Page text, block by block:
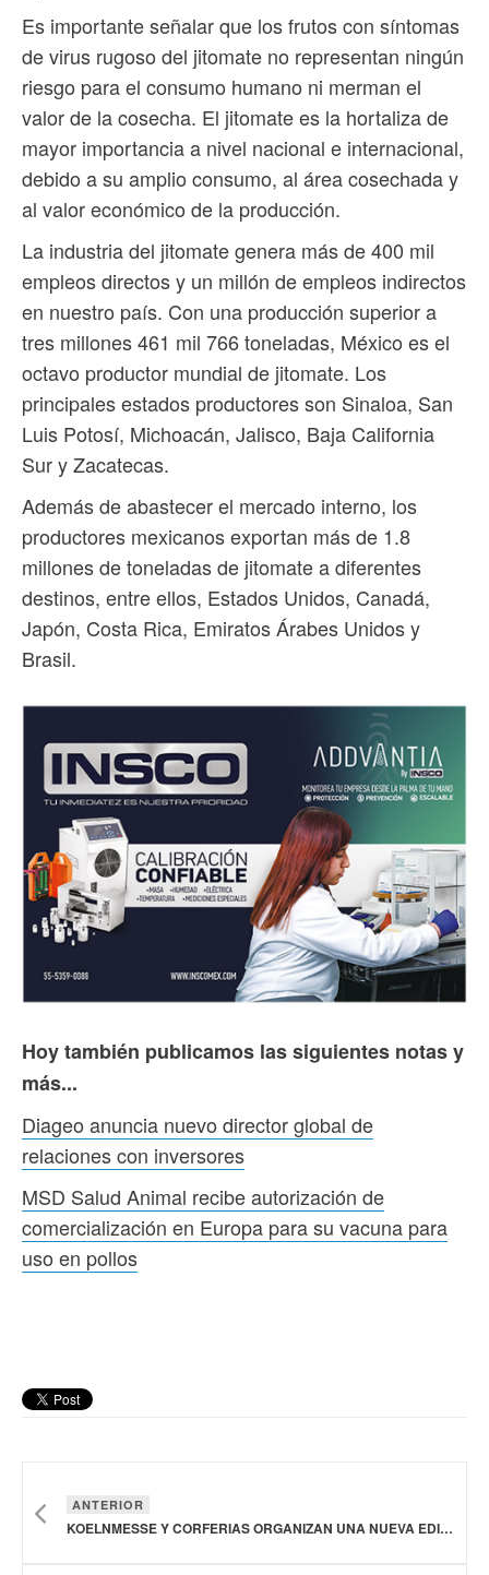
Es importante señalar que los frutos con síntomas
de virus rugoso del jitomate no representan ningún
riesgo para el consumo humano ni merman el
valor de la cosecha. El jitomate es la hortaliza de
mayor importancia a nivel nacional e internacional,
debido a su amplio consumo, al área cosechada y
al valor económico de la producción.
La industria del jitomate genera más de 400 mil
empleos directos y un millón de empleos indirectos
en nuestro país. Con una producción superior a
tres millones 461 mil 766 toneladas, México es el
octavo productor mundial de jitomate. Los
principales estados productores son Sinaloa, San
Luis Potosí, Michoacán, Jalisco, Baja California
Sur y Zacatecas.
Además de abastecer el mercado interno, los
productores mexicanos exportan más de 1.8
millones de toneladas de jitomate a diferentes
destinos, entre ellos, Estados Unidos, Canadá,
Japón, Costa Rica, Emiratos Árabes Unidos y
Brasil.
Hoy también publicamos las siguientes notas y
más...
Diageo anuncia nuevo director global de
relaciones con inversores
MSD Salud Animal recibe autorización de
comercialización en Europa para su vacuna para
uso en pollos
ANTERIOR
KOELNMESSE Y CORFERIAS ORGANIZAN UNA NUEVA EDICIÓN DE ALIMENTEC, QUE CELEBRA 25 AÑOS DE INNOVACIÓN EN LA INDUSTRIA DE ALIMENTOS Y BEBIDAS DE LA REGIÓN